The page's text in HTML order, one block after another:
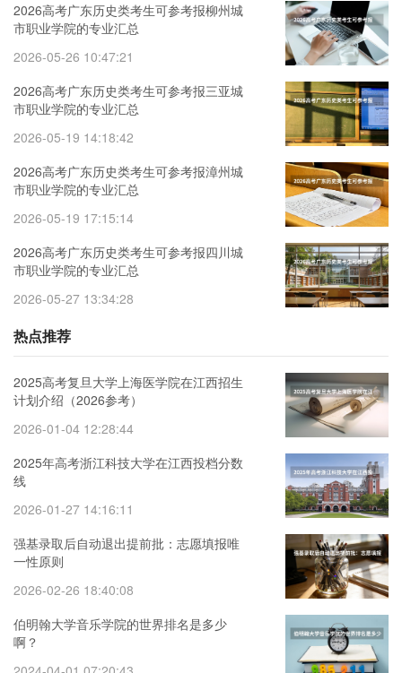
2026高考广东历史类考生可参考报柳州城
市职业学院的专业汇总
2026-05-26 10:47:21
2026高考广东历史类考生可参考报三亚城
市职业学院的专业汇总
2026-05-19 14:18:42
2026高考广东历史类考生可参考报漳州城
市职业学院的专业汇总
2026-05-19 17:15:14
2026高考广东历史类考生可参考报四川城
市职业学院的专业汇总
2026-05-27 13:34:28
热点推荐
2025高考复旦大学上海医学院在江西招生
计划介绍（2026参考）
2026-01-04 12:28:44
2025年高考浙江科技大学在江西投档分数
线
2026-01-27 14:16:11
强基录取后自动退出提前批：志愿填报唯
一性原则
2026-02-26 18:40:08
伯明翰大学音乐学院的世界排名是多少
啊？